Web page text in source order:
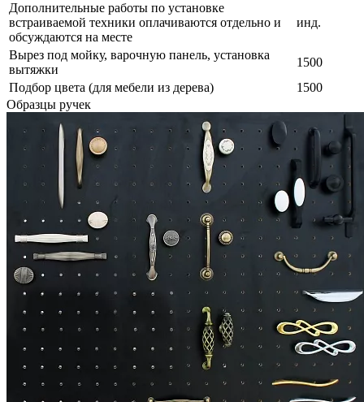
Дополнительные работы по установке
встраиваемой техники оплачиваются отдельно и
обсуждаются на месте
инд.
Вырез под мойку, варочную панель, установка
вытяжки
1500
Подбор цвета (для мебели из дерева)
1500
Образцы ручек